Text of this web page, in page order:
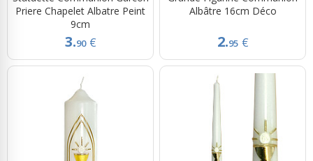
Priere Chapelet Albatre Peint
9cm
3.90 €
Albâtre 16cm Déco
2.95 €